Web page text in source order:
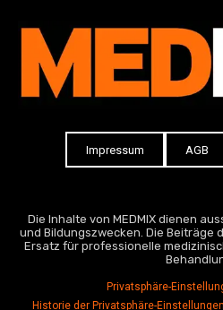
Impressum AGB
Die Inhalte von MEDMIX dienen
und Bildungszwecken. Die Beiträge
Ersatz für professionelle
Privatsphäre-
Historie der Privatsphäre-Einstellungen